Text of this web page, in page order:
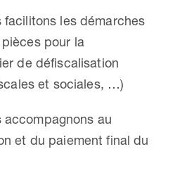
facilitons les démarches
pour la
de défiscalisation
et sociales, …)
accompagnons au
et du paiement final du